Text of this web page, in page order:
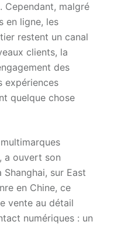
Cependant, malgré
en ligne, les
restent un canal
clients, la
des
expériences
quelque chose
a ouvert son
sur East
en Chine, ce
vente au détail
numériques : un